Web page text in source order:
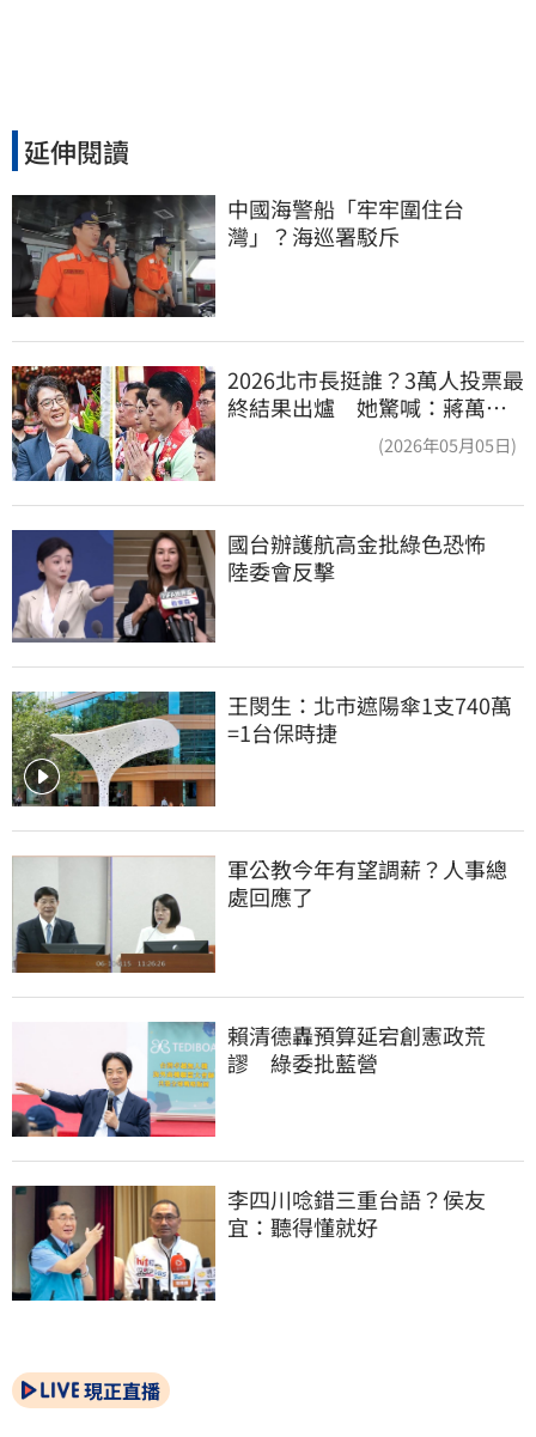
延伸閱讀
中國海警船「牢牢圍住台
灣」？海巡署駁斥
2026北市長挺誰？3萬人投票最
終結果出爐 她驚喊：蔣萬安
(2026年05月05日)
國台辦護航高金批綠色恐怖
陸委會反擊
王閔生：北市遮陽傘1支740萬
=1台保時捷
軍公教今年有望調薪？人事總
處回應了
賴清德轟預算延宕創憲政荒
謬　綠委批藍營
李四川唸錯三重台語？侯友
宜：聽得懂就好
現正直播